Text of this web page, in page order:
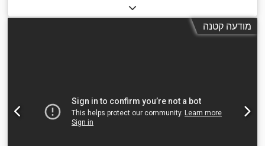
מודעה קטנה